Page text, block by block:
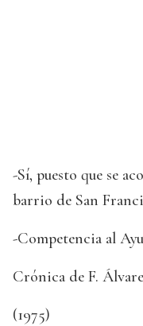
-Sí, puesto que se
barrio de San
-Competencia al
Crónica de F.
(1975)